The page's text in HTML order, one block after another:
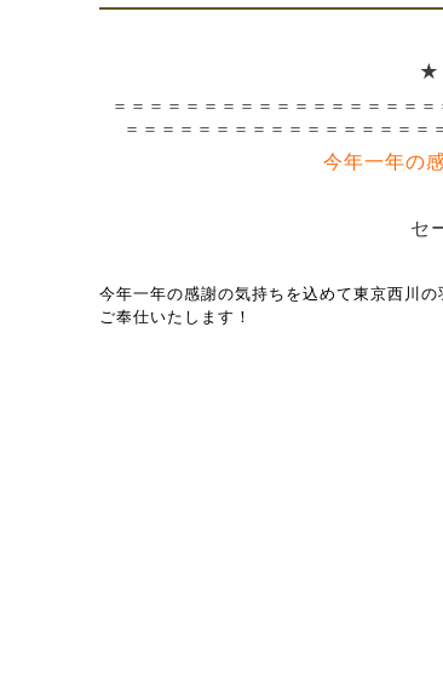
＝＝＝＝＝＝＝＝＝＝＝＝＝＝＝＝＝
＝＝＝＝＝＝＝＝＝＝＝＝＝＝＝＝
今年一年の
セ
今年一年の感謝の気持ちを込めて東京西川
ご奉仕いたします！